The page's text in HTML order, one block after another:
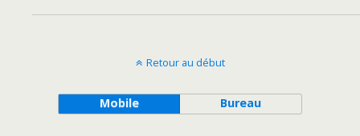
Retour au début
Mobile Bureau